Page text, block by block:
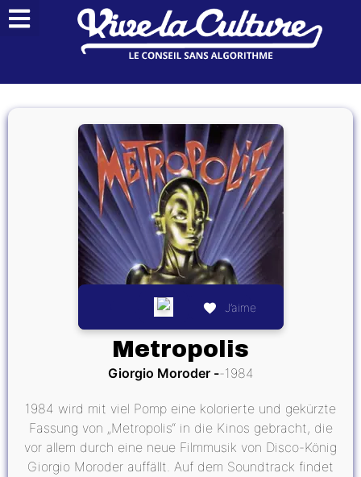
J’aime
Metropolis
Giorgio Moroder 1984
1984 wird mit viel Pomp eine kolorierte und gekürzte
Fassung von „Metropolis“ in die Kinos gebracht, die
vor allem durch eine neue Filmmusik von Disco-König
Giorgio Moroder auffällt. Auf dem Soundtrack findet